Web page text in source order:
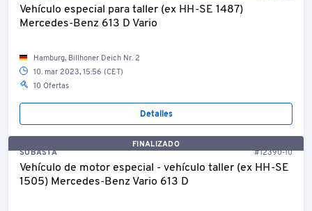
Vehículo especial para taller (ex HH-SE 1487)
Mercedes-Benz 613 D Vario
Hamburg, Billhoner Deich Nr. 2
10. mar 2023, 15:56 (CET)
10 Ofertas
Detalles
FINALIZADO
SUBASTA
#12390-10
Vehículo de motor especial - vehículo taller (ex HH-SE
1505) Mercedes-Benz Vario 613 D